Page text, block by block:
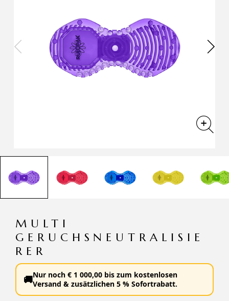
MULTI
GERUCHSNEUTRALISIE
RER
🚚Nur noch € 1 000,00 bis zum kostenlosen
Versand & zusätzlichen 5 % Sofortrabatt.